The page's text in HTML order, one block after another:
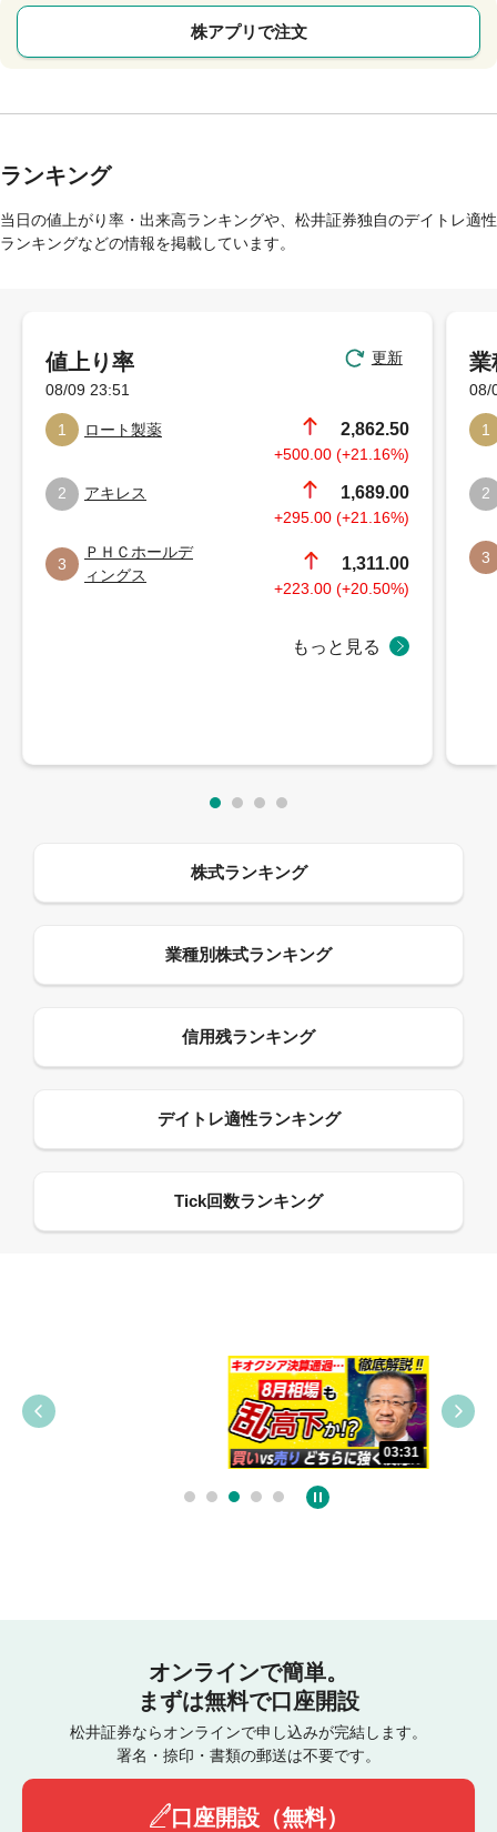
株アプリで注文
ランキング
当日の値上がり率・出来高ランキングや、松井証券独自のデイトレ適性
ランキングなどの情報を掲載しています。
03:31
オンラインで簡単。
まずは無料で口座開設
松井証券ならオンラインで申し込みが完結します。
署名・捺印・書類の郵送は不要です。
口座開設（無料）